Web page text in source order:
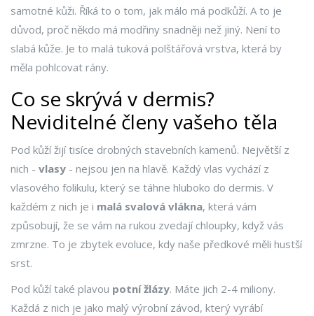
samotné kůži. Říká to o tom, jak málo má podkůží. A to je
důvod, proč někdo má modřiny snadněji než jiný. Není to
slabá kůže. Je to malá tuková polštářová vrstva, která by
měla pohlcovat rány.
Co se skrývá v dermis?
Neviditelné členy vašeho těla
Pod kůží žijí tisíce drobných stavebních kamenů. Největší z
nich - vlasy - nejsou jen na hlavě. Každý vlas vychází z
vlasového folikulu, který se táhne hluboko do dermis. V
každém z nich je i malá svalová vlákna, která vám
způsobují, že se vám na rukou zvedají chloupky, když vás
zmrzne. To je zbytek evoluce, kdy naše předkové měli hustší
srst.
Pod kůží také plavou potní žlázy. Máte jich 2-4 miliony.
Každá z nich je jako malý výrobní závod, který vyrábí